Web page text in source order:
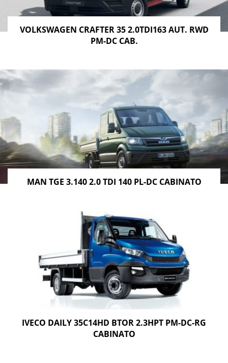
VOLKSWAGEN CRAFTER 35 2.0TDI163 AUT. RWD
PM-DC CAB.
MAN TGE 3.140 2.0 TDI 140 PL-DC CABINATO
IVECO DAILY 35C14HD BTOR 2.3HPT PM-DC-RG
CABINATO